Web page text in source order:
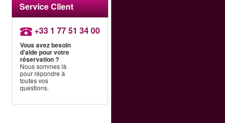
Service Client
+33 1 77 51 34 00
Vous avez besoin
d'aide pour votre
réservation ?
Nous sommes là
pour répondre à
toutes vos
questions.